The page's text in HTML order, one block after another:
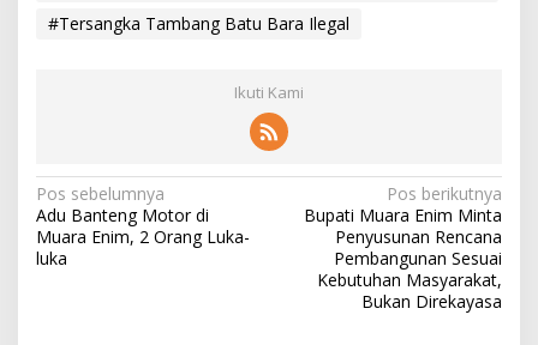
#Tersangka Tambang Batu Bara Ilegal
Ikuti Kami
N
a
v
Pos sebelumnya
Adu Banteng Motor di
Muara Enim, 2 Orang Luka-
luka
Pos berikutnya
Bupati Muara Enim Minta
Penyusunan Rencana
Pembangunan Sesuai
Kebutuhan Masyarakat,
Bukan Direkayasa